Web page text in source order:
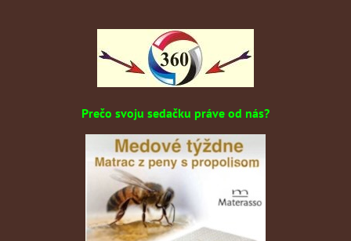
Prečo svoju sedačku práve od nás?